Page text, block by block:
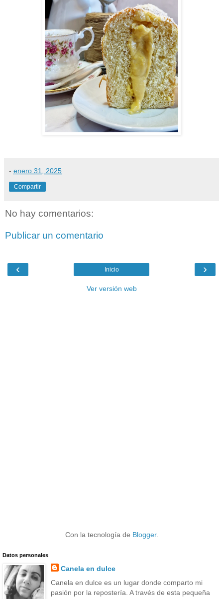
- enero 31, 2025
Compartir
No hay comentarios:
Publicar un comentario
‹ ›
Inicio
Ver versión web
Con la tecnología de Blogger.
Datos personales
Canela en dulce
Canela en dulce es un lugar donde comparto mi
pasión por la repostería. A través de esta pequeña